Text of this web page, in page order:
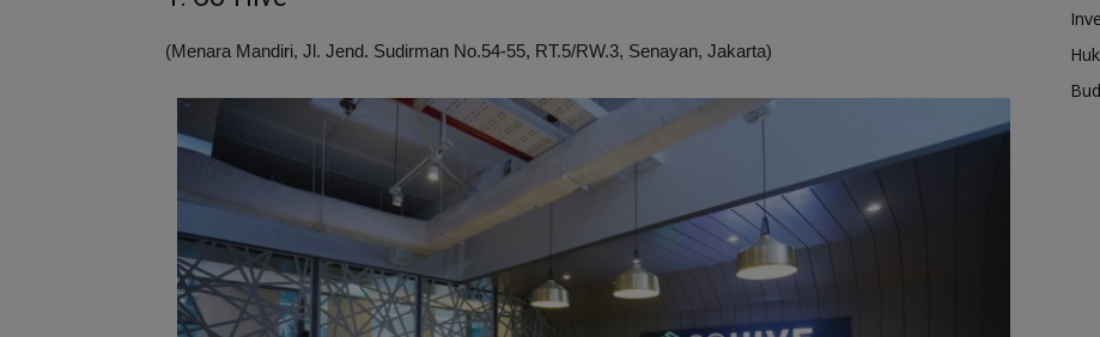
(Menara Mandiri, Jl. Jend. Sudirman No.54-55, RT.5/RW.3, Senayan, Jakarta)